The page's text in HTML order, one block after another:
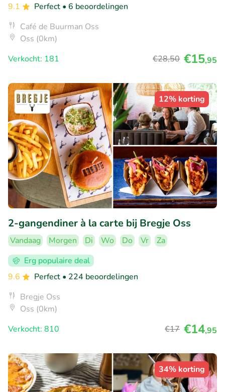
9.1
Perfect • 6 beoordelingen
Café de Buurman Oss
Oss (0km)
Verkocht: 181
€28,50 €15,95
12% korting
2-gangendiner à la carte bij Bregje Oss
Vandaag Morgen Di Wo Do Vr
Za
Erg populaire deal
9.6
Perfect • 224 beoordelingen
Bregje Oss
Oss (0km)
Verkocht: 810
€17 €14,95
34% korting